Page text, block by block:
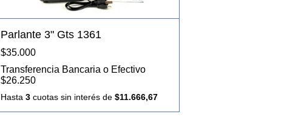
Parlante 3" Gts 1361
$35.000
Transferencia Bancaria o Efectivo
$26.250
Hasta 3 cuotas sin interés de $11.666,67